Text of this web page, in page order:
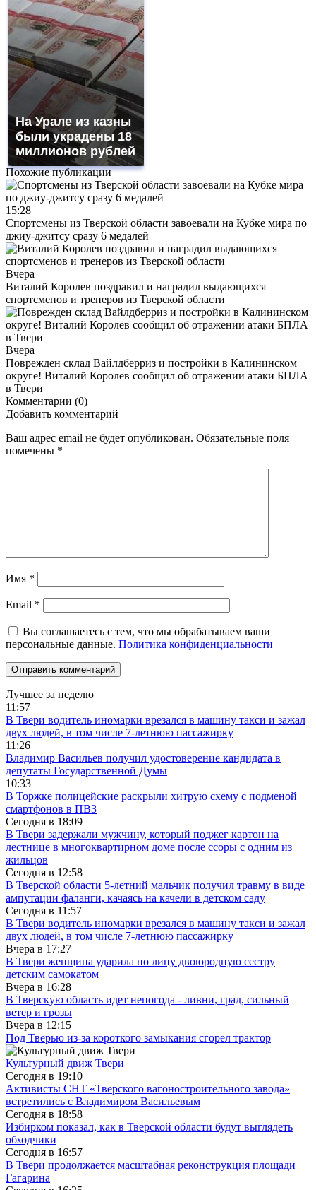
На Урале из казны
были украдены 18
миллионов рублей
Похожие публикации
15:28
Спортсмены из Тверской области завоевали на Кубке мира по
джиу-джитсу сразу 6 медалей
Вчера
Виталий Королев поздравил и наградил выдающихся
спортсменов и тренеров из Тверской области
Вчера
Поврежден склад Вайлдберриз и постройки в Калининском
округе! Виталий Королев сообщил об отражении атаки БПЛА
в Твери
Комментарии (0)
Добавить комментарий
Ваш адрес email не будет опубликован. Обязательные поля
помечены *
Имя *
Email *
Вы соглашаетесь с тем, что мы обрабатываем ваши
персональные данные. Политика конфиденциальности
Лучшее за неделю
11:57
В Твери водитель иномарки врезался в машину такси и зажал
двух людей, в том числе 7-летнюю пассажирку
11:26
Владимир Васильев получил удостоверение кандидата в
депутаты Государственной Думы
10:33
В Торжке полицейские раскрыли хитрую схему с подменой
смартфонов в ПВЗ
Сегодня в 18:09
В Твери задержали мужчину, который поджег картон на
лестнице в многоквартирном доме после ссоры с одним из
жильцов
Сегодня в 12:58
В Тверской области 5-летний мальчик получил травму в виде
ампутации фаланги, качаясь на качели в детском саду
Сегодня в 11:57
В Твери водитель иномарки врезался в машину такси и зажал
двух людей, в том числе 7-летнюю пассажирку
Вчера в 17:27
В Твери женщина ударила по лицу двоюродную сестру
детским самокатом
Вчера в 16:28
В Тверскую область идет непогода - ливни, град, сильный
ветер и грозы
Вчера в 12:15
Под Тверью из-за короткого замыкания сгорел трактор
Культурный движ Твери
Сегодня в 19:10
Активисты СНТ «Тверского вагоностроительного завода»
встретились с Владимиром Васильевым
Сегодня в 18:58
Избирком показал, как в Тверской области будут выглядеть
обходчики
Сегодня в 16:57
В Твери продолжается масштабная реконструкция площади
Гагарина